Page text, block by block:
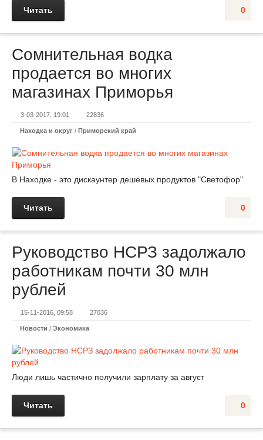
0
Читать
Сомнительная водка
продается во многих
магазинах Приморья
3-03-2017, 19:01 22836
Находка и округ / Приморский край
В Находке - это дискаунтер дешевых продуктов "Светофор"
0
Читать
Руководство НСРЗ задолжало
работникам почти 30 млн
рублей
15-11-2016, 09:58 27036
Новости / Экономика
Люди лишь частично получили зарплату за август
0
Читать